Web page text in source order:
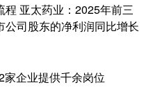
程 亚太药业：2025年前三
公司股东的净利润同比增长
家企业提供千余岗位